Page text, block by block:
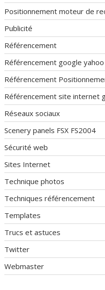
Positionnement moteur de
Publicité
Référencement
Référencement google
Référencement
Référencement site internet
Réseaux sociaux
Scenery panels FSX FS2004
Sécurité web
Sites Internet
Technique photos
Techniques référencement
Templates
Trucs et astuces
Twitter
Webmaster